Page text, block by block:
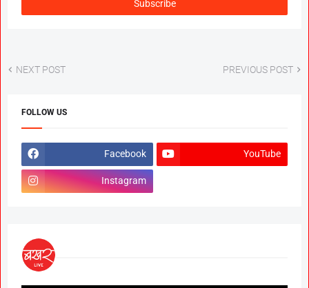
NEXT POST PREVIOUS POST
FOLLOW US
Facebook YouTube
Instagram